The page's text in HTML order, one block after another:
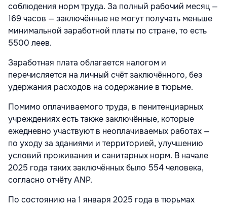
соблюдения норм труда. За полный рабочий месяц —
169 часов — заключённые не могут получать меньше
минимальной заработной платы по стране, то есть
5500 леев.
Заработная плата облагается налогом и
перечисляется на личный счёт заключённого, без
удержания расходов на содержание в тюрьме.
Помимо оплачиваемого труда, в пенитенциарных
учреждениях есть также заключённые, которые
ежедневно участвуют в неоплачиваемых работах —
по уходу за зданиями и территорией, улучшению
условий проживания и санитарных норм. В начале
2025 года таких заключённых было 554 человека,
согласно отчёту АNP.
По состоянию на 1 января 2025 года в тюрьмах